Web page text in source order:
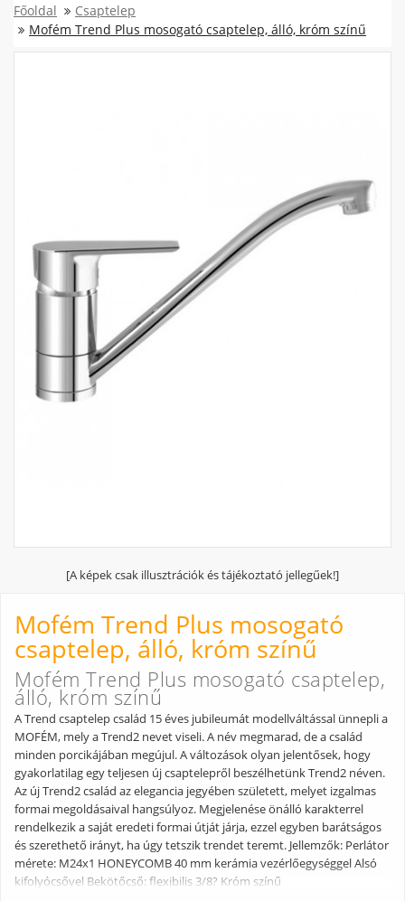
Főoldal
Csaptelep
Mofém Trend Plus mosogató csaptelep, álló, króm színű
[A képek csak illusztrációk és tájékoztató jellegűek!]
Mofém Trend Plus mosogató
csaptelep, álló, króm színű
Mofém Trend Plus mosogató csaptelep,
álló, króm színű
A Trend csaptelep család 15 éves jubileumát modellváltással ünnepli a
MOFÉM, mely a Trend2 nevet viseli. A név megmarad, de a család
minden porcikájában megújul. A változások olyan jelentősek, hogy
gyakorlatilag egy teljesen új csaptelepről beszélhetünk Trend2 néven.
Az új Trend2 család az elegancia jegyében született, melyet izgalmas
formai megoldásaival hangsúlyoz. Megjelenése önálló karakterrel
rendelkezik a saját eredeti formai útját járja, ezzel egyben barátságos
és szerethető irányt, ha úgy tetszik trendet teremt. Jellemzők: Perlátor
mérete: M24x1 HONEYCOMB 40 mm kerámia vezérlőegységgel Alsó
kifolyócsővel Bekötőcső: flexibilis 3/8? Króm színű